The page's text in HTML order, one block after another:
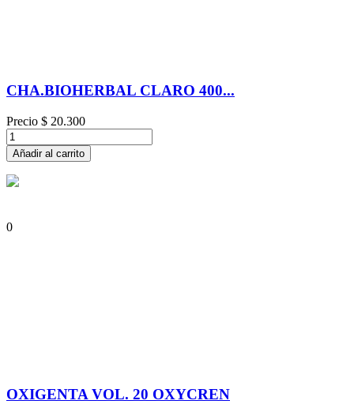
CHA.BIOHERBAL CLARO 400...
Precio $ 20.300
Añadir al carrito
0
OXIGENTA VOL. 20 OXYCREN